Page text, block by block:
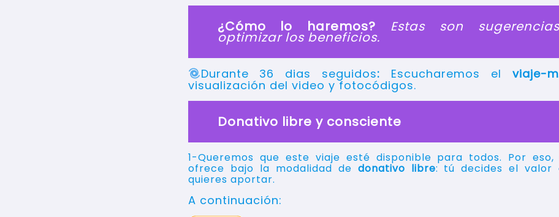
¿Cómo lo haremos? Estas son
optimizar los beneficios.
Durante 36 dias seguidos: Escucharemos elviaje-
visualización del video y fotocódigos.
Donativo libre y consciente
1-Queremos que este viaje esté disponible para todos. Por
ofrece bajo la modalidad de donativo libre: tú decides el valor
quieres aportar.
A continuación: